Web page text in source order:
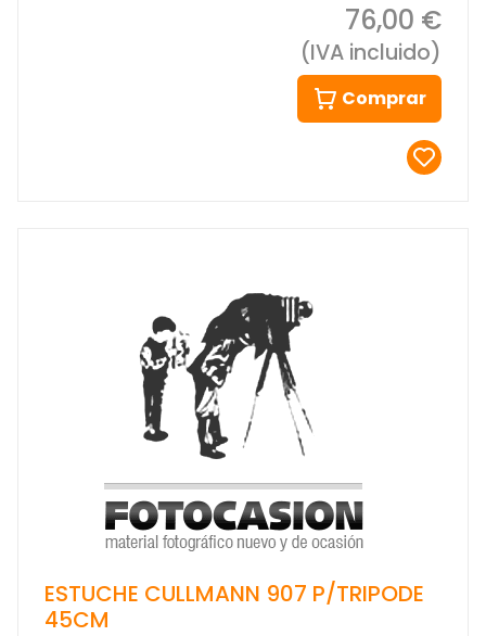
76,00 €
(IVA incluido)
Comprar
ESTUCHE CULLMANN 907 P/TRIPODE
45CM